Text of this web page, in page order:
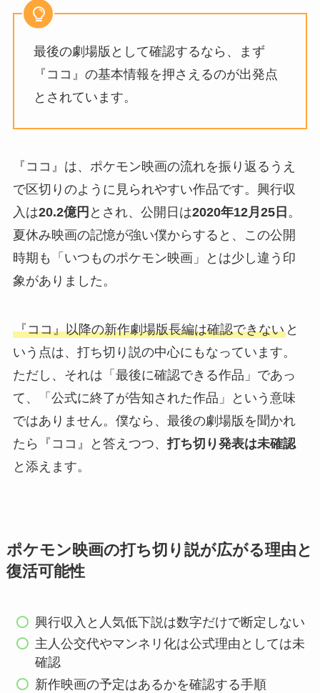
最後の劇場版として確認するなら、まず
『ココ』の基本情報を押さえるのが出発点
とされています。
『ココ』は、ポケモン映画の流れを振り返るうえ
で区切りのように見られやすい作品です。興行収
入は20.2億円 とされ、公開日は2020年12月25日 。
夏休み映画の記憶が強い僕からすると、この公開
時期も「いつものポケモン映画」とは少し違う印
象がありました。
『ココ』以降の新作劇場版長編は確認できないと
いう点は、打ち切り説の中心にもなっています。
ただし、それは「最後に確認できる作品」であっ
て、「公式に終了が告知された作品」という意味
ではありません。僕なら、最後の劇場版を聞かれ
たら『ココ』と答えつつ、打ち切り発表は未確認
と添えます。
ポケモン映画の打ち切り説が広がる理由と
復活可能性
興行収入と人気低下説は数字だけで断定しない
主人公交代やマンネリ化は公式理由としては未
確認
新作映画の予定はあるかを確認する手順